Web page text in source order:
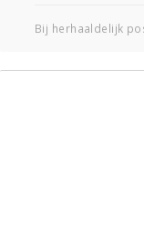
Gevraagd
Bij herhaaldelijk